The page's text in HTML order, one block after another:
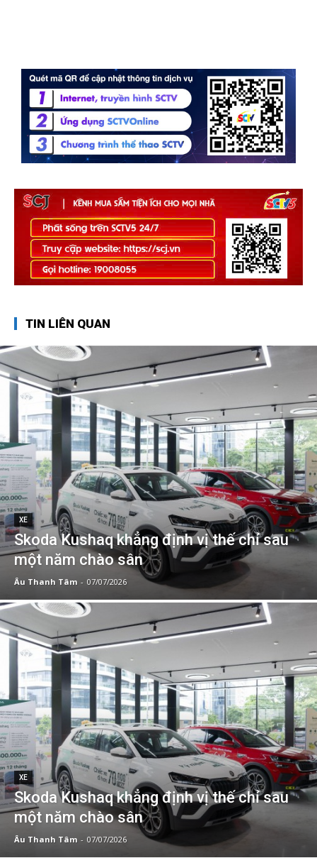
TIN LIÊN QUAN
XE
Skoda Kushaq khẳng định vị thế chỉ sau
một năm chào sân
Âu Thanh Tâm - 07/07/2026
XE
Skoda Kushaq khẳng định vị thế chỉ sau
một năm chào sân
Âu Thanh Tâm - 07/07/2026